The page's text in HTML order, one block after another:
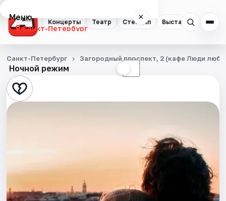
Концерты Театр Стендап Выставки
Меню ×
Санкт-Петербург
Концерты
Театр
Стендап
Экскурсии
Спорт
Ночной режим ☾
Санкт-Петербург Загородный проспект, 2 (кафе Люди